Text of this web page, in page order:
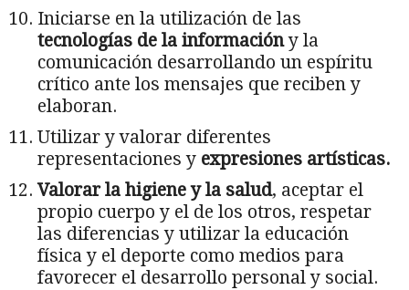
Iniciarse en la utilización de las
tecnologías de la informacióny la
comunicación desarrollando un espíritu
crítico ante los mensajes que reciben y
elaboran.
Utilizar y valorar diferentes
representaciones y expresiones artísticas.
Valorar la higiene y la salud, aceptar el
propio cuerpo y el de los otros, respetar
las diferencias y utilizar la educación
física y el deporte como medios para
favorecer el desarrollo personal y social.